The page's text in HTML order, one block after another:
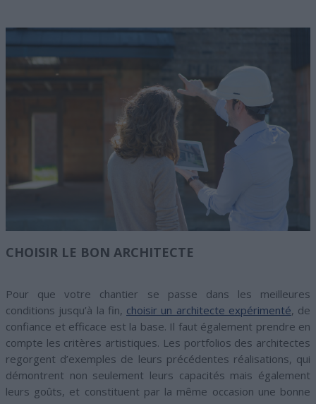
CHOISIR LE BON ARCHITECTE
Pour que votre chantier se passe dans les meilleures
conditions jusqu’à la fin, choisir un architecte expérimenté, de
confiance et efficace est la base. Il faut également prendre en
compte les critères artistiques. Les portfolios des architectes
regorgent d’exemples de leurs précédentes réalisations, qui
démontrent non seulement leurs capacités mais également
leurs goûts, et constituent par la même occasion une bonne